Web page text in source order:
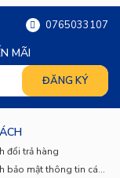
nát.
biến.
xanh trong
0765033107
MÃI
đổi trả hàng
bảo mật thông tin cá